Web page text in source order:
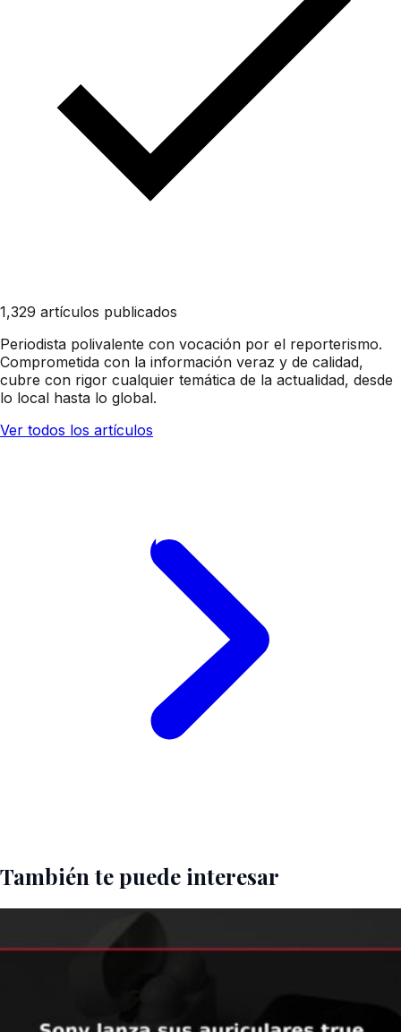
1,329 artículos publicados
Periodista polivalente con vocación por el reporterismo.
Comprometida con la información veraz y de calidad,
cubre con rigor cualquier temática de la actualidad, desde
lo local hasta lo global.
Ver todos los artículos
También te puede interesar